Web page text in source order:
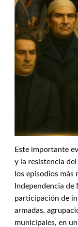
Este importante
y la resistencia
los episodios más
Independencia
participación de
armadas,
municipales, en